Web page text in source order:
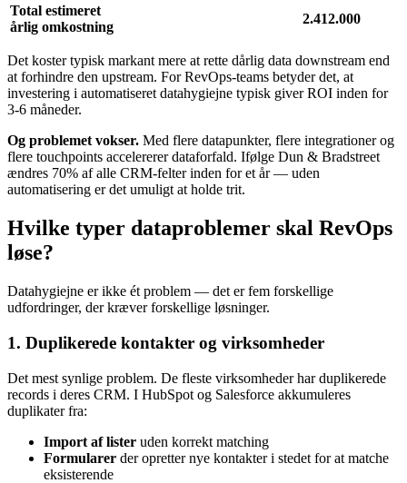
Total estimeret
årlig omkostning
2.412.000
Det koster typisk markant mere at rette dårlig data downstream end
at forhindre den upstream. For RevOps-teams betyder det, at
investering i automatiseret datahygiejne typisk giver ROI inden for
3-6 måneder.
Og problemet vokser. Med flere datapunkter, flere integrationer og
flere touchpoints accelererer dataforfald. Ifølge Dun & Bradstreet
ændres 70% af alle CRM-felter inden for et år — uden
automatisering er det umuligt at holde trit.
Hvilke typer dataproblemer skal RevOps
løse?
Datahygiejne er ikke ét problem — det er fem forskellige
udfordringer, der kræver forskellige løsninger.
1. Duplikerede kontakter og virksomheder
Det mest synlige problem. De fleste virksomheder har duplikerede
records i deres CRM. I HubSpot og Salesforce akkumuleres
duplikater fra:
Import af lister uden korrekt matching
Formularer der opretter nye kontakter i stedet for at matche
eksisterende